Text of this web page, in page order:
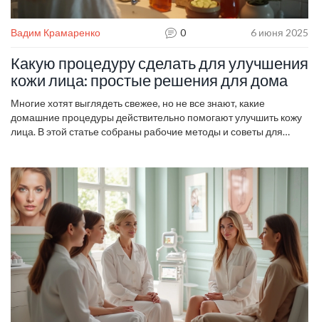
Вадим Крамаренко 0 6 июня 2025
Какую процедуру сделать для улучшения
кожи лица: простые решения для дома
Многие хотят выглядеть свежее, но не все знают, какие
домашние процедуры действительно помогают улучшить кожу
лица. В этой статье собраны рабочие методы и советы для
затрат. Будут разобраны основные ошибки и полезные
привычки для здоровой кожи. Все методы легко воплотить без
особых знаний и навыков.